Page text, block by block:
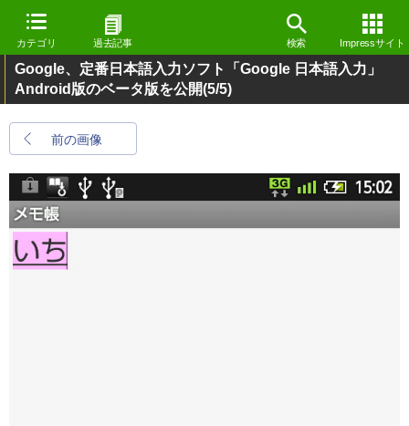
カテゴリ 過去記事 検索 Impressサイト
Google、定番日本語入力ソフト「Google 日本語入力」
Android版のベータ版を公開(5/5)
前の画像